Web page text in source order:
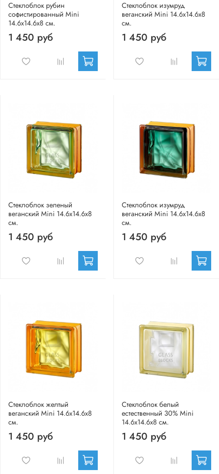
Стеклоблок рубин
софистированный Mini
14.6x14.6x8 см.
1 450 руб
Стеклоблок изумруд
веганский Mini 14.6x14.6x8
см.
1 450 руб
Стеклоблок зеленый
веганский Mini 14.6x14.6x8
см.
1 450 руб
Стеклоблок изумруд
веганский Mini 14.6x14.6x8
см.
1 450 руб
Стеклоблок желтый
веганский Mini 14.6x14.6x8
см.
1 450 руб
Стеклоблок белый
естественный 30% Mini
14.6x14.6x8 см.
1 450 руб